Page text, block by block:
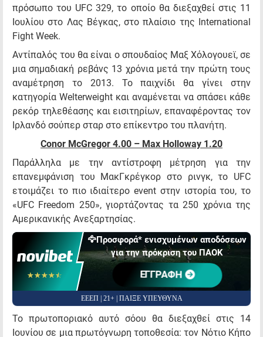
πρόσωπο του UFC 329, το οποίο θα διεξαχθεί στις 11
Ιουλίου στο Λας Βέγκας, στο πλαίσιο της International
Fight Week.
Αντίπαλός του θα είναι ο σπουδαίος Μαξ Χόλογουεϊ, σε
μια σημαδιακή ρεβάνς 13 χρόνια μετά την πρώτη τους
αναμέτρηση το 2013. Το παιχνίδι θα γίνει στην
κατηγορία Welterweight και αναμένεται να σπάσει κάθε
ρεκόρ τηλεθέασης και εισιτηρίων, επαναφέροντας τον
Ιρλανδό σούπερ σταρ στο επίκεντρο του πλανήτη.
Conor McGregor 4.00 – Max Holloway 1.20
Παράλληλα με την αντίστροφη μέτρηση για την
επανεμφάνιση του ΜακΓκρέγκορ στο ρινγκ, το UFC
ετοιμάζει το πιο ιδιαίτερο event στην ιστορία του, το
«UFC Freedom 250», γιορτάζοντας τα 250 χρόνια της
Αμερικανικής Ανεξαρτησίας.
☆☆☆☆☆
★★★★★
🦅Προσφορά* ενισχυμένων αποδόσεων
για την πρόκριση του ΠΑΟΚ
ΕΓΓΡΑΦΗ
ΕΕΕΠ | 21+ | ΠΑΙΞΕ ΥΠΕΥΘΥΝΑ
Το πρωτοποριακό αυτό σόου θα διεξαχθεί στις 14
Ιουνίου σε μια πρωτόγνωρη τοποθεσία: τον Νότιο Κήπο